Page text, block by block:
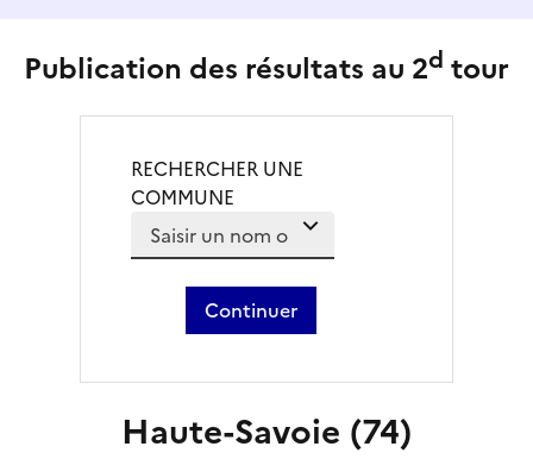
Publication des résultats au 2d tour
RECHERCHER UNE
COMMUNE
Des suggestions apparaissent au fur et à
Liste de suggestions de
Continuer
Haute-Savoie (74)